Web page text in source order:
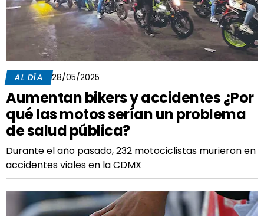
AL DÍA 28/05/2025
Aumentan bikers y accidentes ¿Por
qué las motos serían un problema
de salud pública?
Durante el año pasado, 232 motociclistas murieron en
accidentes viales en la CDMX